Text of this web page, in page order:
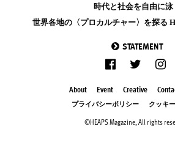
時代と社会を自由に泳
世界各地の〈プロカルチャー〉を探る
STATEMENT
About Event Creative
プライバシーポリシー クッキ
©HEAPS Magazine, All rights